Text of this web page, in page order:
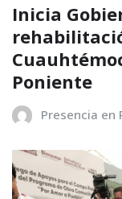
Inicia
Poniente
Presencia en